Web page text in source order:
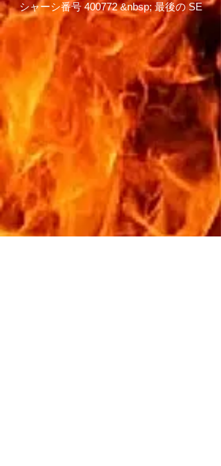
シャーシ番号 400772 &nbsp; 最後の SE